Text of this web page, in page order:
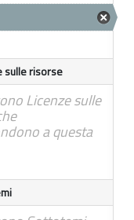
sulle risorse
Licenze sulle
a questa